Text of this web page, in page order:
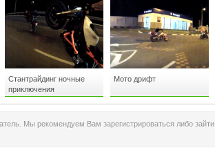
Стантрайдинг ночные
приключения
Мото дрифт
Мы рекомендуем Вам зарегистрироваться либо зайти